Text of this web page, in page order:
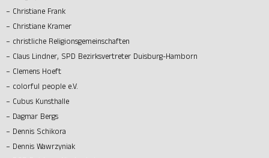
– Christiane Frank
– Christiane Kramer
– christliche Religionsgemeinschaften
– Claus Lindner, SPD Bezirksvertreter Duisburg-Hamborn
– Clemens Hoeft
– colorful people e.V.
– Cubus Kunsthalle
– Dagmar Bergs
– Dennis Schikora
– Dennis Wawrzyniak